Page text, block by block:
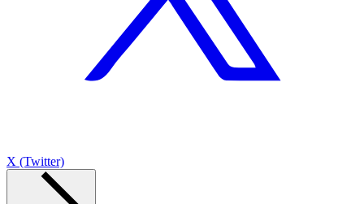
X (Twitter)